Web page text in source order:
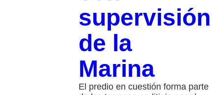
supervisión
de la
Marina
El predio en cuestión forma parte